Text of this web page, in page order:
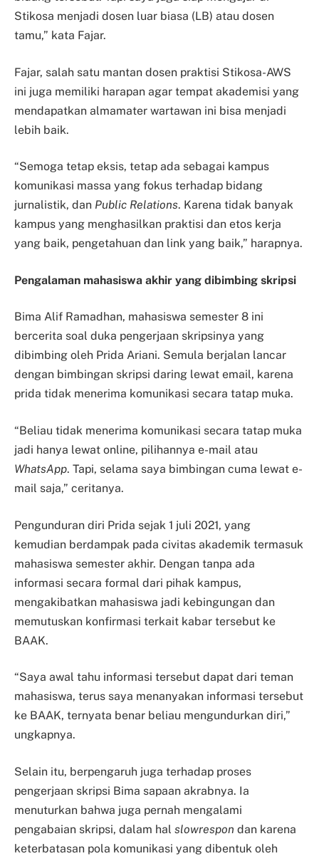
Stikosa menjadi dosen luar biasa (LB) atau dosen
tamu,” kata Fajar.
Fajar, salah satu mantan dosen praktisi Stikosa-AWS
ini juga memiliki harapan agar tempat akademisi yang
mendapatkan almamater wartawan ini bisa menjadi
lebih baik.
“Semoga tetap eksis, tetap ada sebagai kampus
komunikasi massa yang fokus terhadap bidang
jurnalistik, dan Public Relations. Karena tidak banyak
kampus yang menghasilkan praktisi dan etos kerja
yang baik, pengetahuan dan link yang baik,” harapnya.
Pengalaman mahasiswa akhir yang dibimbing skripsi
Bima Alif Ramadhan, mahasiswa semester 8 ini
bercerita soal duka pengerjaan skripsinya yang
dibimbing oleh Prida Ariani. Semula berjalan lancar
dengan bimbingan skripsi daring lewat email, karena
prida tidak menerima komunikasi secara tatap muka.
“Beliau tidak menerima komunikasi secara tatap muka
jadi hanya lewat online, pilihannya e-mail atau
WhatsApp. Tapi, selama saya bimbingan cuma lewat e-
mail saja,” ceritanya.
Pengunduran diri Prida sejak 1 juli 2021, yang
kemudian berdampak pada civitas akademik termasuk
mahasiswa semester akhir. Dengan tanpa ada
informasi secara formal dari pihak kampus,
mengakibatkan mahasiswa jadi kebingungan dan
memutuskan konfirmasi terkait kabar tersebut ke
BAAK.
“Saya awal tahu informasi tersebut dapat dari teman
mahasiswa, terus saya menanyakan informasi tersebut
ke BAAK, ternyata benar beliau mengundurkan diri,”
ungkapnya.
Selain itu, berpengaruh juga terhadap proses
pengerjaan skripsi Bima sapaan akrabnya. Ia
menuturkan bahwa juga pernah mengalami
pengabaian skripsi, dalam hal slowrespon dan karena
keterbatasan pola komunikasi yang dibentuk oleh